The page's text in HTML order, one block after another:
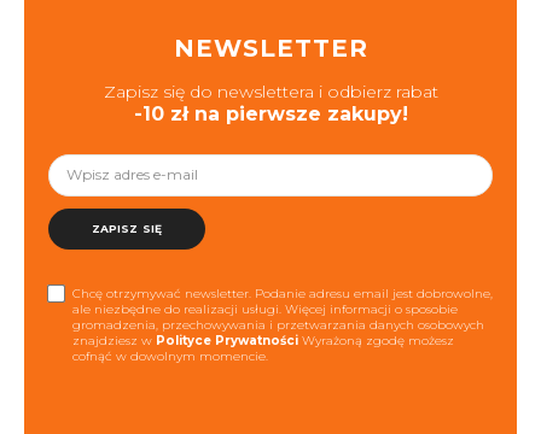
NEWSLETTER
Zapisz się do newslettera i odbierz rabat
-10 zł na pierwsze zakupy!
ZAPISZ SIĘ
Chcę otrzymywać newsletter. Podanie adresu email jest dobrowolne,
ale niezbędne do realizacji usługi. Więcej informacji o sposobie
gromadzenia, przechowywania i przetwarzania danych osobowych
znajdziesz w Polityce Prywatności Wyrażoną zgodę możesz
cofnąć w dowolnym momencie.